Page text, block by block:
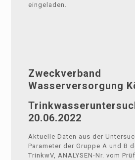
eingeladen.
Zweckverband
Wasserversorgung
20.06.2022
Aktuelle Daten aus der
Parameter der Gruppe A und B
TrinkwV, ANALYSEN-Nr. vom